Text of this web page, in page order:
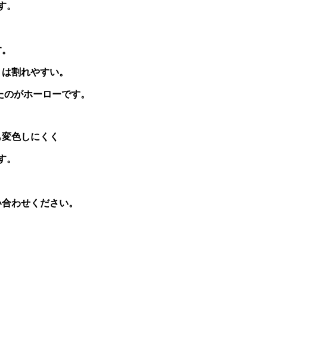
。
割れやすい。
がホーローです。
色しにくく
。
わせください。